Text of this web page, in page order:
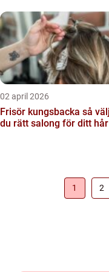
02 april 2026
Frisör kungsbacka så väljer
du rätt salong för ditt hår
1 2